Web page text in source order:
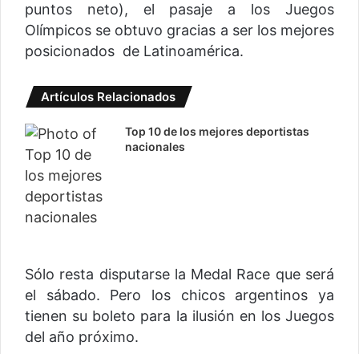
puntos neto), el pasaje a los Juegos
Olímpicos se obtuvo gracias a ser los mejores
posicionados de Latinoamérica.
Artículos Relacionados
Top 10 de los mejores deportistas
nacionales
Sólo resta disputarse la Medal Race que será
el sábado. Pero los chicos argentinos ya
tienen su boleto para la ilusión en los Juegos
del año próximo.